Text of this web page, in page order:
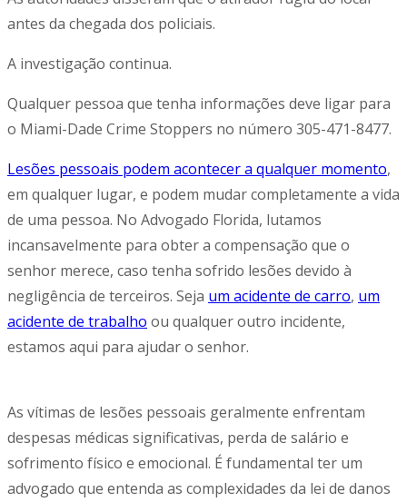
antes da chegada dos policiais.
A investigação continua.
Qualquer pessoa que tenha informações deve ligar para
o Miami-Dade Crime Stoppers no número 305-471-8477.
Lesões pessoais podem acontecer a qualquer momento,
em qualquer lugar, e podem mudar completamente a vida
de uma pessoa. No Advogado Florida, lutamos
incansavelmente para obter a compensação que o
senhor merece, caso tenha sofrido lesões devido à
negligência de terceiros. Seja um acidente de carro, um
acidente de trabalho ou qualquer outro incidente,
estamos aqui para ajudar o senhor.
As vítimas de lesões pessoais geralmente enfrentam
despesas médicas significativas, perda de salário e
sofrimento físico e emocional. É fundamental ter um
advogado que entenda as complexidades da lei de danos